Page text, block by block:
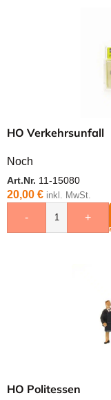
HO Verkehrsunfall
Noch
Art.Nr. 11-15080
20,00 € inkl. MwSt.
- +
HO Politessen